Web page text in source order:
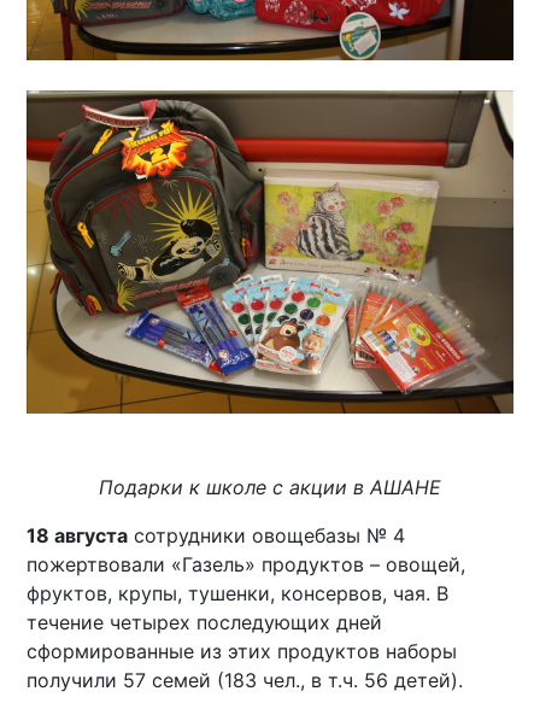
Подарки к школе с акции в АШАНЕ
18 августа сотрудники овощебазы № 4
пожертвовали «Газель» продуктов – овощей,
фруктов, крупы, тушенки, консервов, чая. В
течение четырех последующих дней
сформированные из этих продуктов наборы
получили 57 семей (183 чел., в т.ч. 56 детей).